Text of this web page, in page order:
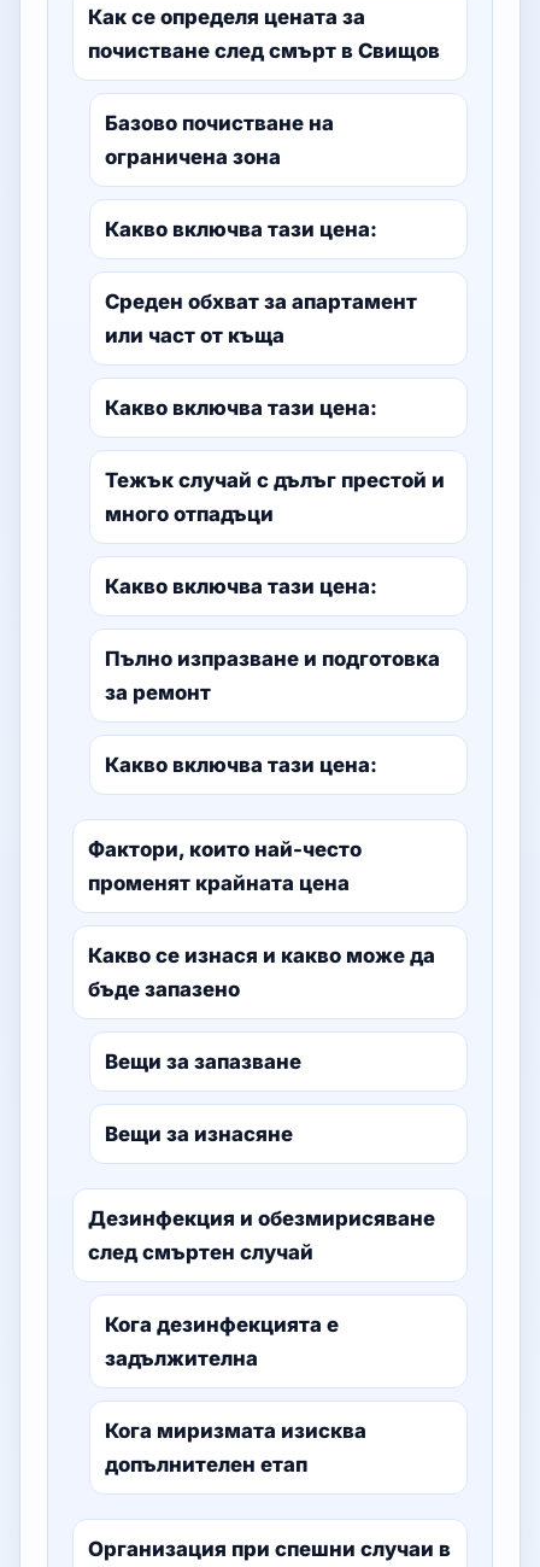
Как се определя цената за
почистване след смърт в Свищов
Базово почистване на
ограничена зона
Какво включва тази цена:
Среден обхват за апартамент
или част от къща
Какво включва тази цена:
Тежък случай с дълъг престой и
много отпадъци
Какво включва тази цена:
Пълно изпразване и подготовка
за ремонт
Какво включва тази цена:
Фактори, които най-често
променят крайната цена
Какво се изнася и какво може да
бъде запазено
Вещи за запазване
Вещи за изнасяне
Дезинфекция и обезмирисяване
след смъртен случай
Кога дезинфекцията е
задължителна
Кога миризмата изисква
допълнителен етап
Организация при спешни случаи в